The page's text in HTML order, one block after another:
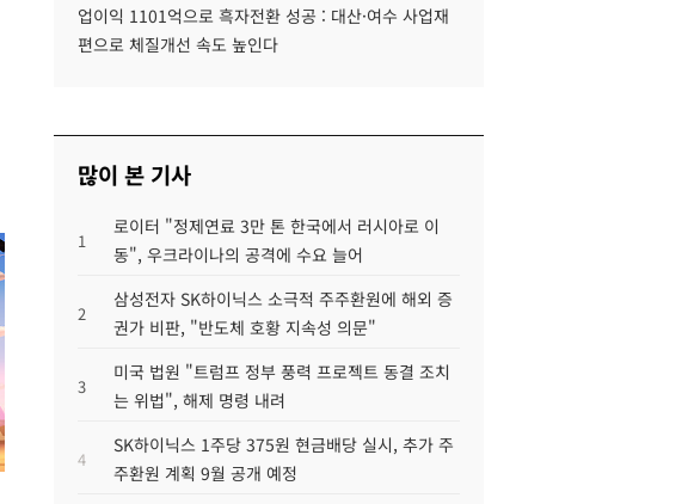
업이익 1101억으로 흑자전환 성공 : 대산·여수 사업재
편으로 체질개선 속도 높인다
많이 본 기사
1
로이터 "정제연료 3만 톤 한국에서 러시아로 이
동", 우크라이나의 공격에 수요 늘어
2
삼성전자 SK하이닉스 소극적 주주환원에 해외 증
권가 비판, "반도체 호황 지속성 의문"
3
미국 법원 "트럼프 정부 풍력 프로젝트 동결 조치
는 위법", 해제 명령 내려
4
SK하이닉스 1주당 375원 현금배당 실시, 추가 주
주환원 계획 9월 공개 예정